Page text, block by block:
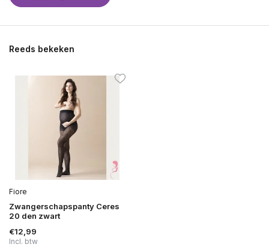
Reeds bekeken
Fiore
Zwangerschapspanty Ceres
20 den zwart
€12,99
Incl. btw